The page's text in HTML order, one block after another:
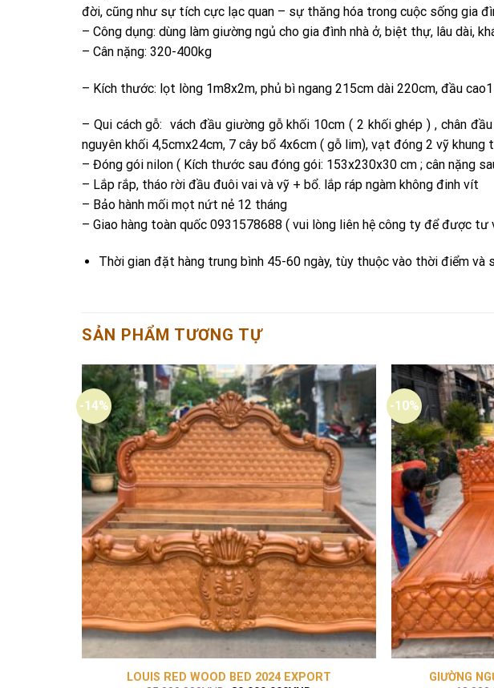
đời, cũng như sự tích cực lạc quan – sự thăng hóa trong cuộc sống gia
– Công dụng: dùng làm giường ngủ cho gia đình nhà ở, biệt thự, lâu dài,
– Cân nặng: 320-400kg
– Kích thước: lọt lòng 1m8x2m, phủ bì ngang 215cm dài 220cm, đầu
– Qui cách gỗ: vách đầu giường gỗ khối 10cm ( 2 khối ghép ) , chân
nguyên khối 4,5cmx24cm, 7 cây bổ 4x6cm ( gỗ lim), vạt đóng 2 vỹ khung
– Đóng gói nilon ( Kích thước sau đóng gói: 153x230x30 cm ; cân nặng
– Lắp rắp, tháo rời đầu đuôi vai và vỹ + bổ. lắp ráp ngàm không đinh vít
– Bảo hành mối mọt nứt nẻ 12 tháng
– Giao hàng toàn quốc 0931578688 ( vui lòng liên hệ công ty để được tư
Thời gian đặt hàng trung bình 45-60 ngày, tùy thuộc vào thời điểm và
SẢN PHẨM TƯƠNG TỰ
-14%
LOUIS RED WOOD BED 2024 EXPORT
-10%
GIƯỜNG